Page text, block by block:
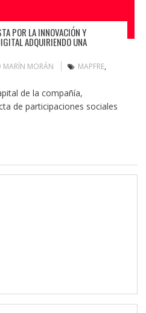
POR LA INNOVACIÓN Y
ADQUIRIENDO UNA
MARÍN MORÁN MAPFRE,
de la compañía,
de participaciones sociales